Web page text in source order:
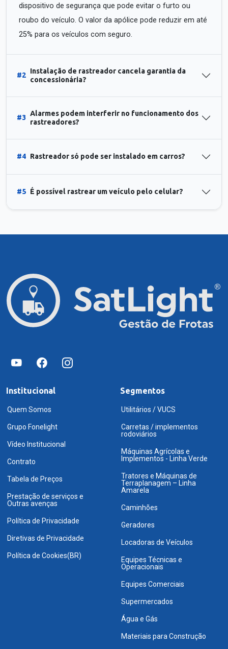
dispositivo de segurança que pode evitar o furto ou
roubo do veículo. O valor da apólice pode reduzir em até
25% para os veículos com seguro.
#2
Instalação de rastreador cancela garantia da
concessionária?
#3
Alarmes podem interferir no funcionamento dos
rastreadores?
#4 Rastreador só pode ser instalado em carros?
#5 É possível rastrear um veículo pelo celular?
Institucional
Quem Somos
Grupo Fonelight
Vídeo Institucional
Contrato
Tabela de Preços
Prestação de serviços e
Outras avenças
Política de Privacidade
Diretivas de Privacidade
Política de Cookies(BR)
Segmentos
Utilitários / VUCS
Carretas / implementos
rodoviários
Máquinas Agrícolas e
Implementos - Linha Verde
Tratores e Máquinas de
Terraplanagem – Linha
Amarela
Caminhões
Geradores
Locadoras de Veículos
Equipes Técnicas e
Operacionais
Equipes Comerciais
Supermercados
Água e Gás
Materiais para Construção